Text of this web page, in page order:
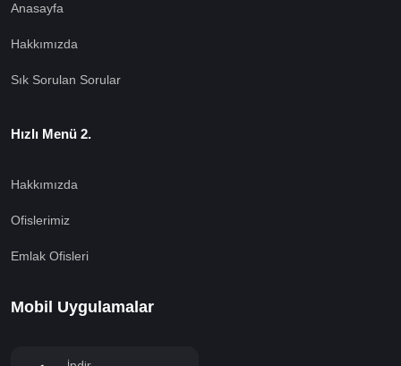
Anasayfa
Hakkımızda
Sık Sorulan Sorular
Hızlı Menü 2.
Hakkımızda
Ofislerimiz
Emlak Ofisleri
Mobil Uygulamalar